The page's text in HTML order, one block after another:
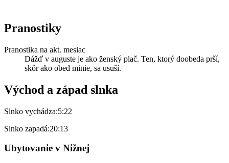
Pranostiky
Pranostika na akt. mesiac
Dážď v auguste je ako ženský plač. Ten, ktorý doobeda prší,
skôr ako obed minie, sa usuší.
Východ a západ slnka
Slnko vychádza:5:22
Slnko zapadá:20:13
Ubytovanie v Nižnej